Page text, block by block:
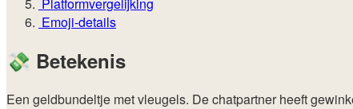
Emoji-details
💸 Betekenis
Een geldbundeltje met vleugels. De chatpartner heeft